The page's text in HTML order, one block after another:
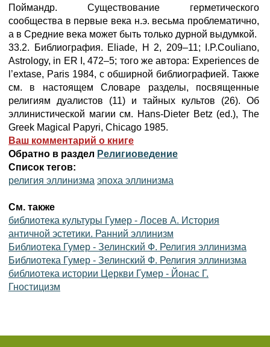
Поймандр. Существование герметического
сообщества в первые века н.э. весьма проблематично,
а в Средние века может быть только дурной выдумкой.
33.2. Библиография. Eliade, H 2, 209–11; I.P.Couliano,
Astrology, in ER I, 472–5; того же автора: Experiences de
l’extase, Paris 1984, с обширной библиографией. Также
см. в настоящем Словаре разделы, посвященные
религиям дуалистов (11) и тайных культов (26). Об
эллинистической магии см. Hans-Dieter Betz (ed.), The
Greek Magical Papyri, Chicago 1985.
Ваш комментарий о книге
Обратно в раздел Религиоведение
Список тегов:
религия эллинизма эпоха эллинизма
См. также
библиотека культуры Гумер - Лосев А. История
античной эстетики. Ранний эллинизм
Библиотека Гумер - Зелинский Ф. Религия эллинизма
Библиотека Гумер - Зелинский Ф. Религия эллинизма
библиотека истории Церкви Гумер - Йонас Г.
Гностицизм